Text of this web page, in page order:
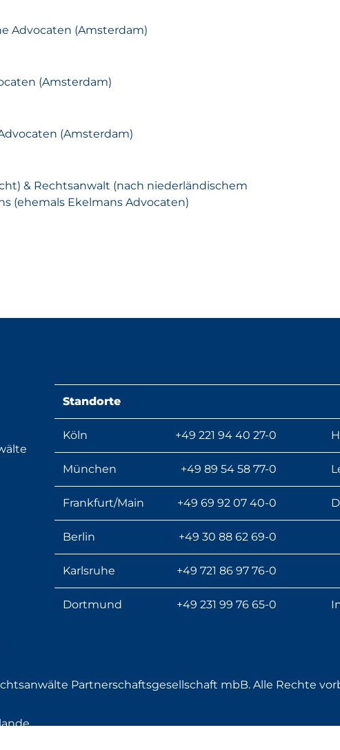
Advocaten (Amsterdam)
(Amsterdam)
(Amsterdam)
& Rechtsanwalt (nach niederländischem
(ehemals Ekelmans Advocaten)
Standorte
Köln +49 221 94 40 27-0
München +49 89 54 58 77-0
Frankfurt/Main +49 69 92 07 40-0
Berlin +49 30 88 62 69-0
Karlsruhe +49 721 86 97 76-0
Dortmund +49 231 99 76 65-0
Partnerschaftsgesellschaft mbB. Alle Rechte